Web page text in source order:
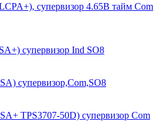
супервизор 4.65В тайм Com
супервизор Ind SO8
cупервизор,Com,SO8
TPS3707-50D) супервизор Com